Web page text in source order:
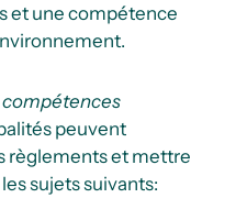
et une compétence
compétences
peuvent
règlements et mettre
sujets suivants: